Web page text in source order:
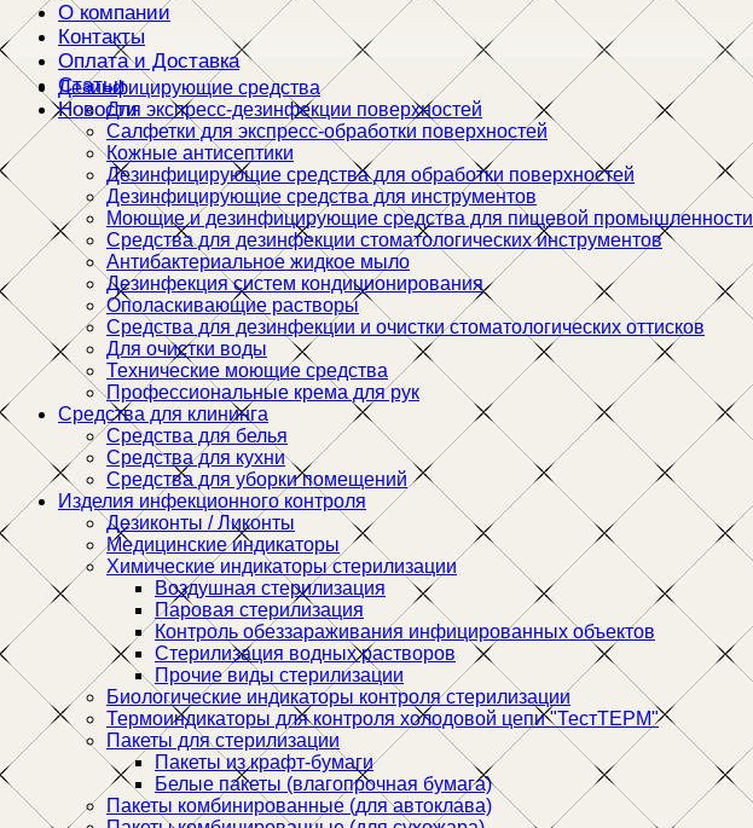
О компании
Контакты
Оплата и Доставка
Статьи
Новости
Дезинфицирующие средства
Для экспресс-дезинфекции поверхностей
Салфетки для экспресс-обработки поверхностей
Кожные антисептики
Дезинфицирующие средства для обработки поверхностей
Дезинфицирующие средства для инструментов
Моющие и дезинфицирующие средства для пищевой промышленности
Средства для дезинфекции стоматологических инструментов
Антибактериальное жидкое мыло
Дезинфекция систем кондиционирования
Ополаскивающие растворы
Средства для дезинфекции и очистки стоматологических оттисков
Для очистки воды
Технические моющие средства
Профессиональные крема для рук
Средства для клининга
Средства для белья
Средства для кухни
Средства для уборки помещений
Изделия инфекционного контроля
Дезиконты / Ликонты
Медицинские индикаторы
Химические индикаторы стерилизации
Воздушная стерилизация
Паровая стерилизация
Контроль обеззараживания инфицированных объектов
Стерилизация водных растворов
Прочие виды стерилизации
Биологические индикаторы контроля стерилизации
Термоиндикаторы для контроля холодовой цепи "ТестТЕРМ"
Пакеты для стерилизации
Пакеты из крафт-бумаги
Белые пакеты (влагопрочная бумага)
Пакеты комбинированные (для автоклава)